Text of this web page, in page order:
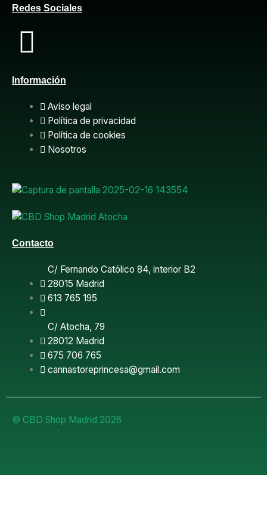
Redes Sociales
F
a
c
e
b
o
o
k
Información
Aviso legal
Política de privacidad
Política de cookies
Nosotros
Contacto
C/ Fernando Católico 84, interior B2
28015 Madrid
613 765 195
C/ Atocha, 79
28012 Madrid
675 706 765
cannastoreprincesa@gmail.com
© CBD Shop Madrid 2026